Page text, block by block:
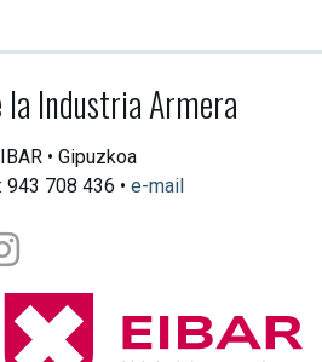
Industria Armera
• Gipuzkoa
943 708 436 • e-mail